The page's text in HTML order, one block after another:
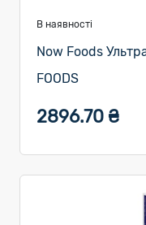
В наявності
Now Foods
FOODS
2896.70 ₴